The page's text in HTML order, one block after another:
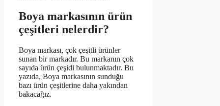
Boya markasının ürün
çeşitleri nelerdir?
Boya markası, çok çeşitli ürünler
sunan bir markadır. Bu markanın çok
sayıda ürün çeşidi bulunmaktadır. Bu
yazıda, Boya markasının sunduğu
bazı ürün çeşitlerine daha yakından
bakacağız.